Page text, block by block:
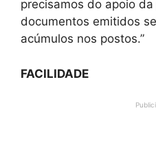
precisamos do apoio
documentos emitidos
acúmulos nos postos.”
FACILIDADE